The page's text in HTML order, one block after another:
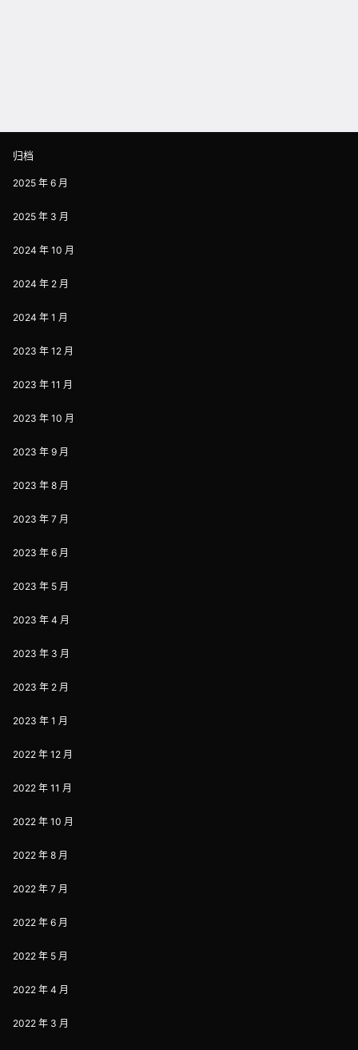
归档
2025 年 6 月
2025 年 3 月
2024 年 10 月
2024 年 2 月
2024 年 1 月
2023 年 12 月
2023 年 11 月
2023 年 10 月
2023 年 9 月
2023 年 8 月
2023 年 7 月
2023 年 6 月
2023 年 5 月
2023 年 4 月
2023 年 3 月
2023 年 2 月
2023 年 1 月
2022 年 12 月
2022 年 11 月
2022 年 10 月
2022 年 8 月
2022 年 7 月
2022 年 6 月
2022 年 5 月
2022 年 4 月
2022 年 3 月